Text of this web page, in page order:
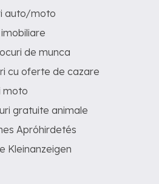
auto/moto
de munca
cu oferte de cazare
moto
gratuite animale
Apróhirdetés
Kleinanzeigen